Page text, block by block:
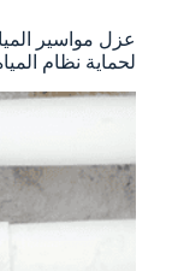
عزل مواسير
لحماية نظام